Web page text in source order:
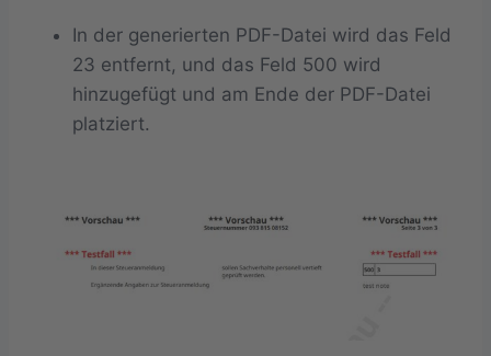
In der generierten PDF-Datei wird das Feld
23 entfernt, und das Feld 500 wird
hinzugefügt und am Ende der PDF-Datei
platziert.